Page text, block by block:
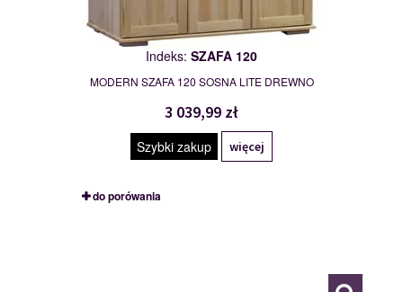
Indeks: SZAFA 120
MODERN SZAFA 120 SOSNA LITE DREWNO
3 039,99 zł
Szybki zakup więcej
do porówania